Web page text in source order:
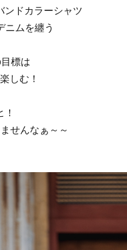
ンドカラーシャツ
ニムを纏う
標は
しむ！
せんなぁ～～